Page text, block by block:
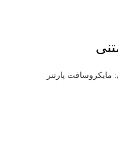
پارتنر